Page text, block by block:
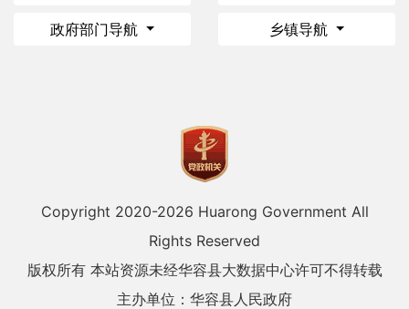
政府部门导航 乡镇导航
Copyright 2020-2026 Huarong Government All
Rights Reserved
版权所有 本站资源未经华容县大数据中心许可不得转载
主办单位：华容县人民政府